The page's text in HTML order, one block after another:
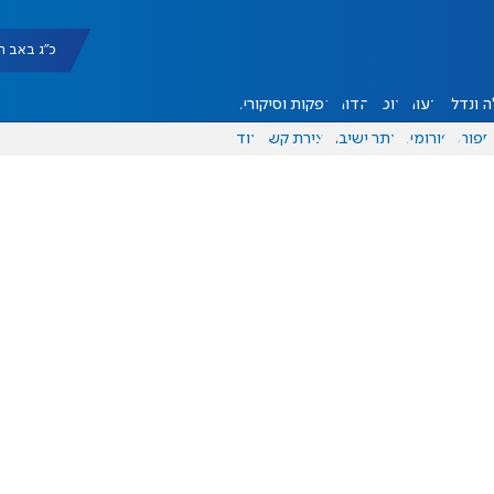
כ"ג באב תשפ"ו
ונדל"ן דעות אוכל יהדות הפקות וסיקורים
ספורט פורומים אתר ישיבה יצירת קשר עוד